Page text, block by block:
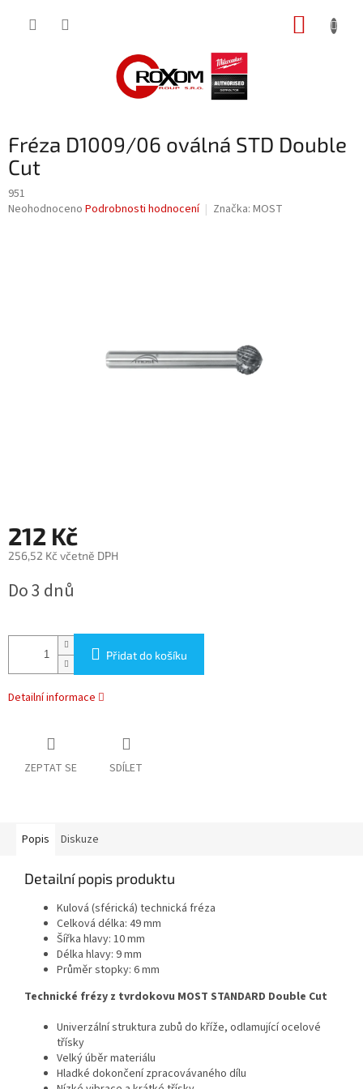
Fréza D1009/06 oválná STD Double
Cut
951
Průměrné
Neohodnoceno Podrobnosti hodnocení Značka: MOST
212 Kč
256,52 Kč včetně DPH
cena:
Do 3 dnů
Přidat do košíku
Detailní informace
ZEPTAT SE SDÍLET
Popis Diskuze
Detailní popis produktu
Kulová (sférická) technická fréza
Celková délka: 49 mm
Šířka hlavy: 10 mm
Délka hlavy: 9 mm
Průměr stopky: 6 mm
Technické frézy z tvrdokovu MOST STANDARD Double Cut
Univerzální struktura zubů do kříže, odlamující ocelové
třísky
Velký úběr materiálu
Hladké dokončení zpracovávaného dílu